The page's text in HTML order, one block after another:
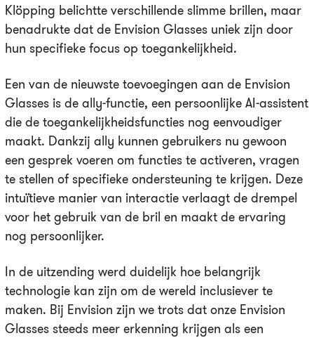
Klöpping belichtte verschillende slimme brillen, maar
benadrukte dat de Envision Glasses uniek zijn door
hun specifieke focus op toegankelijkheid.
Een van de nieuwste toevoegingen aan de Envision
Glasses is de ally-functie, een persoonlijke AI-assistent
die de toegankelijkheidsfuncties nog eenvoudiger
maakt. Dankzij ally kunnen gebruikers nu gewoon
een gesprek voeren om functies te activeren, vragen
te stellen of specifieke ondersteuning te krijgen. Deze
intuïtieve manier van interactie verlaagt de drempel
voor het gebruik van de bril en maakt de ervaring
nog persoonlijker.
In de uitzending werd duidelijk hoe belangrijk
technologie kan zijn om de wereld inclusiever te
maken. Bij Envision zijn we trots dat onze Envision
Glasses steeds meer erkenning krijgen als een